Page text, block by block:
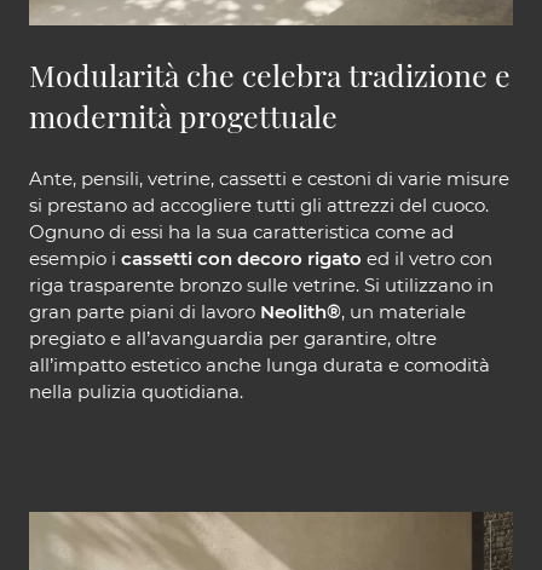
Modularità che celebra tradizione e
modernità progettuale
Ante, pensili, vetrine, cassetti e cestoni di varie misure
si prestano ad accogliere tutti gli attrezzi del cuoco.
Ognuno di essi ha la sua caratteristica come ad
esempio i cassetti con decoro rigato ed il vetro con
riga trasparente bronzo sulle vetrine. Si utilizzano in
gran parte piani di lavoro Neolith®, un materiale
pregiato e all’avanguardia per garantire, oltre
all’impatto estetico anche lunga durata e comodità
nella pulizia quotidiana.